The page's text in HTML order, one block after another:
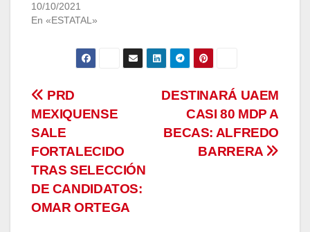
10/10/2021
En «ESTATAL»
Navegación
de
entradas
DESTINARÁ UAEM
CASI 80 MDP A
BECAS: ALFREDO
BARRERA
PRD
MEXIQUENSE
SALE
FORTALECIDO
TRAS SELECCIÓN
DE CANDIDATOS:
OMAR ORTEGA